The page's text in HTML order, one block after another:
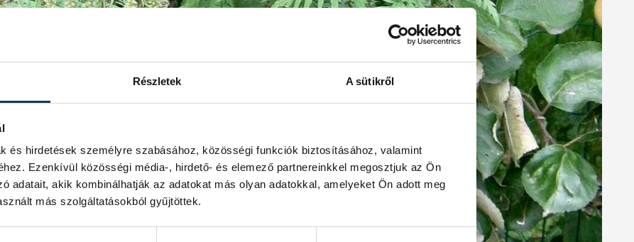
Részletek A sütikről
és hirdetések személyre szabásához, közösségi funkciók biztosításához, valamint
Ezenkívül közösségi média-, hirdető- és elemező partnereinkkel megosztjuk az Ön
adatait, akik kombinálhatják az adatokat más olyan adatokkal, amelyeket Ön adott meg
más szolgáltatásokból gyűjtöttek.